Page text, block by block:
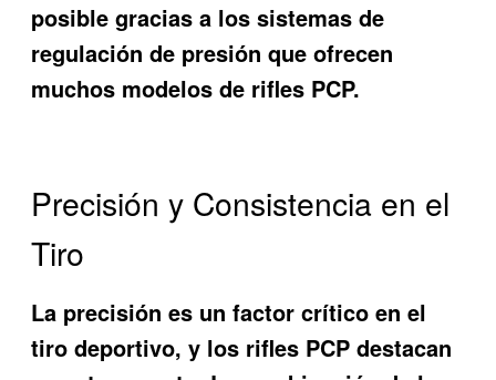
posible gracias a los sistemas de
regulación de presión que ofrecen
muchos modelos de rifles PCP.
Precisión y Consistencia en el
Tiro
La precisión es un factor crítico en el
tiro deportivo, y los rifles PCP destacan